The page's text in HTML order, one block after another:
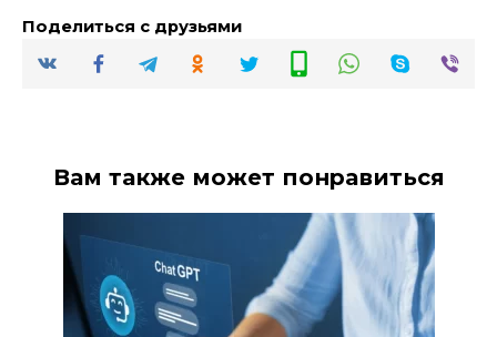
Поделиться с друзьями
Вам также может понравиться